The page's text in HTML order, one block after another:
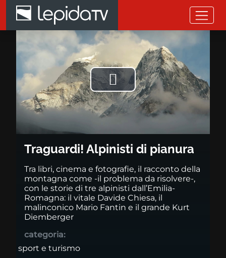
Salta al contenuto principale
Traguardi! Alpinisti di pianura
Riprodurre
il
video
Traguardi! Alpinisti di pianura
Tra libri, cinema e fotografie, il racconto della
montagna come -il problema da risolvere-,
con le storie di tre alpinisti dall’Emilia-
Romagna: il vitale Davide Chiesa, il
malinconico Mario Fantin e il grande Kurt
Diemberger
categoria:
sport e turismo